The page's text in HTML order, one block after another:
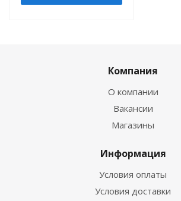
Компания
О компании
Вакансии
Магазины
Информация
Условия оплаты
Условия доставки